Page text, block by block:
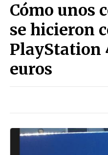
Cómo unos
se hicieron
PlayStation
euros